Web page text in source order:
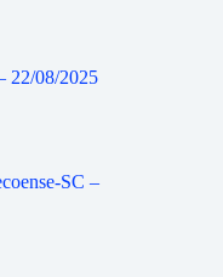
22/08/2025
SC –